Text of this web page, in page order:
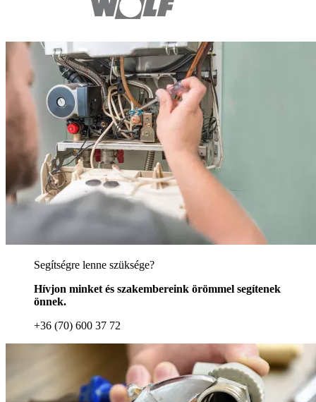
Segítségre lenne szüksége?
Hívjon minket és szakembereink örömmel segítenek
önnek.
+36 (70) 600 37 72